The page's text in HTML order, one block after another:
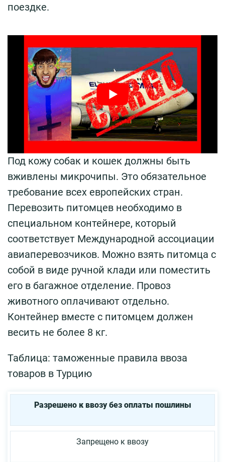
поездке.
Под кожу собак и кошек должны быть
вживлены микрочипы. Это обязательное
требование всех европейских стран.
Перевозить питомцев необходимо в
специальном контейнере, который
соответствует Международной ассоциации
авиаперевозчиков. Можно взять питомца с
собой в виде ручной клади или поместить
его в багажное отделение. Провоз
животного оплачивают отдельно.
Контейнер вместе с питомцем должен
весить не более 8 кг.
Таблица: таможенные правила ввоза
товаров в Турцию
Разрешено к ввозу без оплаты пошлины
Запрещено к ввозу